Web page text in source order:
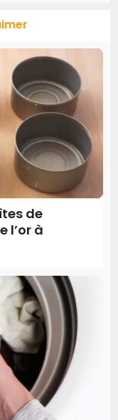
de
l’or à